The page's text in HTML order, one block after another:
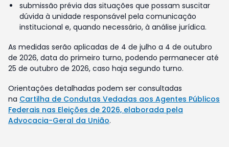
submissão prévia das situações que possam suscitar
dúvida à unidade responsável pela comunicação
institucional e, quando necessário, à análise jurídica.
As medidas serão aplicadas de 4 de julho a 4 de outubro
de 2026, data do primeiro turno, podendo permanecer até
25 de outubro de 2026, caso haja segundo turno.
Orientações detalhadas podem ser consultadas
na Cartilha de Condutas Vedadas aos Agentes Públicos
Federais nas Eleições de 2026, elaborada pela
Advocacia-Geral da União.